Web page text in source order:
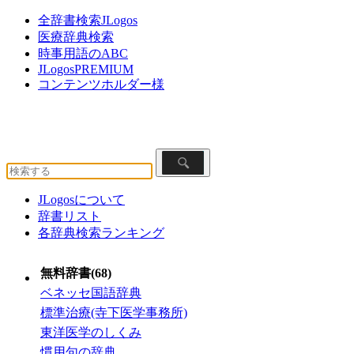
全辞書検索JLogos
医療辞典検索
時事用語のABC
JLogosPREMIUM
コンテンツホルダー様
JLogosについて
辞書リスト
各辞典検索ランキング
無料辞書(68)
ベネッセ国語辞典
標準治療(寺下医学事務所)
東洋医学のしくみ